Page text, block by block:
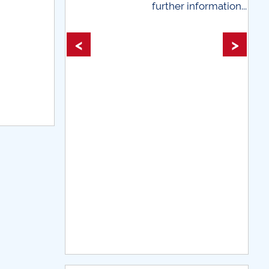
further information...
< >